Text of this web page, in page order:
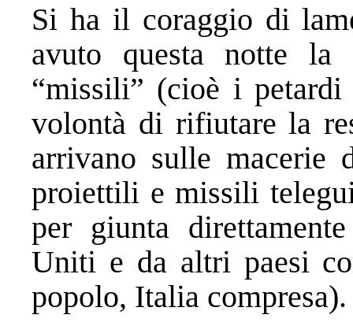
Si ha il coraggio di
avuto questa notte
“missili” (cioè i
volontà di rifiutare la
arrivano sulle
proiettili e missili
per giunta
Uniti e da altri paesi
popolo, Italia compresa).